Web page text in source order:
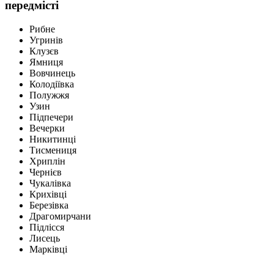
передмісті
Рибне
Угринів
Клузєв
Ямниця
Вовчинець
Колодіївка
Полужжя
Узин
Підпечери
Вечерки
Никитинці
Тисмениця
Хриплін
Чернієв
Чукалівка
Крихівці
Березівка
Драгомирчани
Підлісся
Лисець
Марківці